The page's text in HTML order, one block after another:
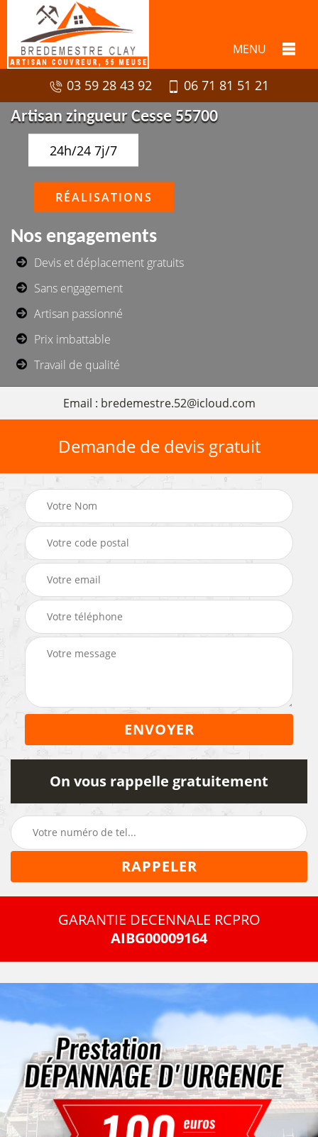
MENU
03 59 28 43 92
06 71 81 51 21
Artisan zingueur Cesse 55700
24h/24 7j/7
RÉALISATIONS
Nos engagements
Devis et déplacement gratuits
Sans engagement
Artisan passionné
Prix imbattable
Travail de qualité
Email : bredemestre.52@icloud.com
Demande de devis gratuit
On vous rappelle gratuitement
GARANTIE DECENNALE RCPRO
AIBG00009164